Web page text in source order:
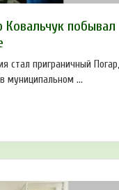
Ковальчук побывал
стал приграничный Погар,
муниципальном ...